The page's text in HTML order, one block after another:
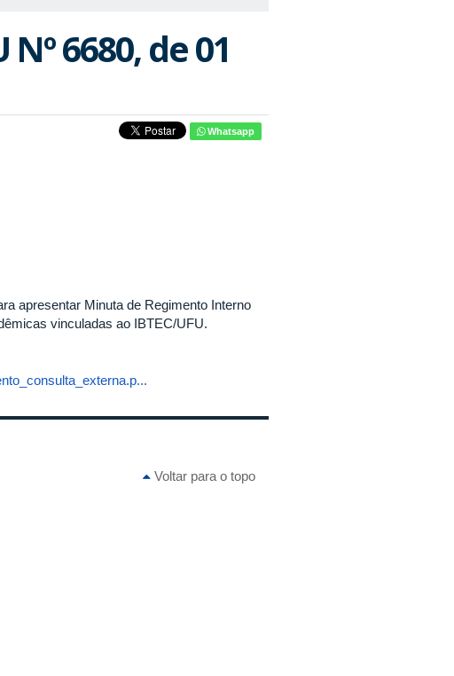
6680, de 01
Whatsapp
apresentar Minuta de Regimento Interno
vinculadas ao IBTEC/UFU.
Voltar para o topo